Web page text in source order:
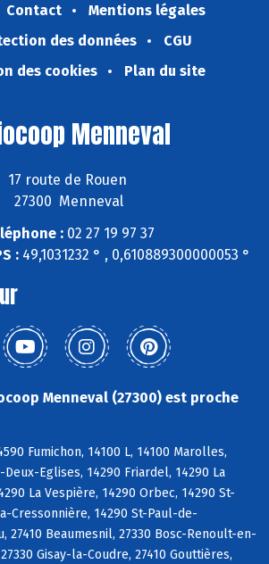
Contact
Mentions légales
des données
CGU
des cookies
Plan du site
Menneval
17 route de Rouen
27300 Menneval
:02 27 19 97 37
:49,1031232 ° , 0,610889300000053 °
Menneval (27300) est proche
Fumichon, 14100 L, 14100 Marolles,
Eglises, 14290 Friardel, 14290 La
La Vespière, 14290 Orbec, 14290 St-
Cressonnière, 14290 St-Paul-de-
27410 Beaumesnil, 27330 Bosc-Renoult-en-
Gisay-la-Coudre, 27410 Gouttières,